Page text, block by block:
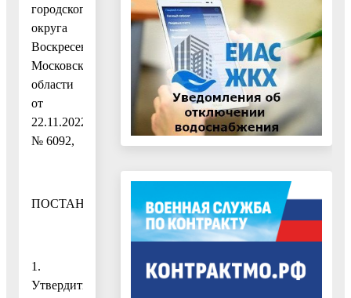
городского
округа
Воскресенск
Московской
области
от
22.11.2022
№ 6092,
ПОСТАНОВЛЯЮ:
1.
Утвердить